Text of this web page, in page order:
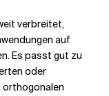
verbreitet,
auf
Es passt gut zu
oder
orthogonalen